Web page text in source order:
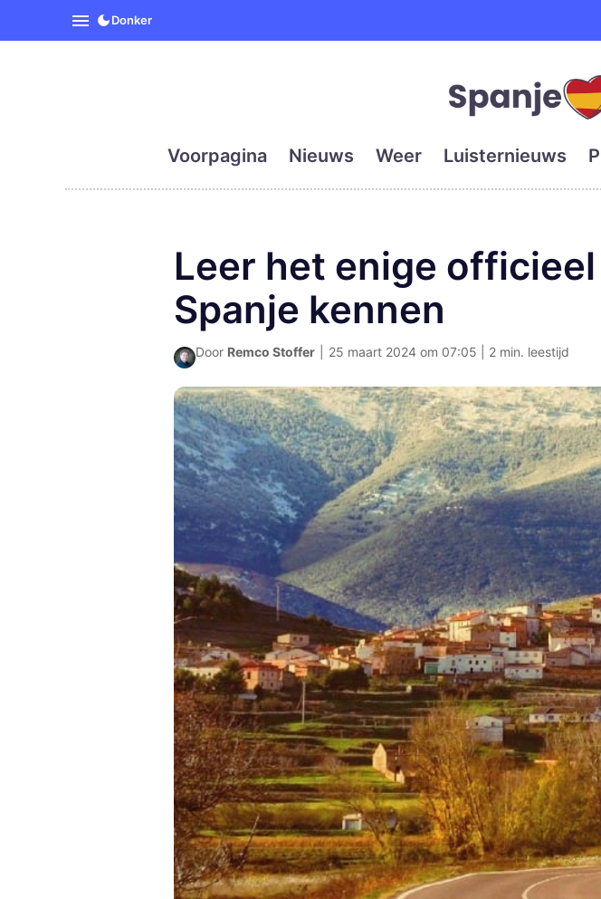
SpanjeVandaag is de eerste en
Donker
Voorpagina Nieuws Weer Luisternieuws
Leer het enige officieel
Spanje kennen
Door Remco Stoffer 25 maart 2024 om 07:05 | 2 min. leestijd